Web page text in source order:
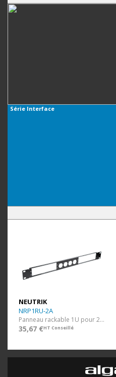
Série Interface
NEUTRIK
NRP1RU-2A
Panneau rackable 1U pour 2 NA2-IO-D
35,67 €HT Conseillé